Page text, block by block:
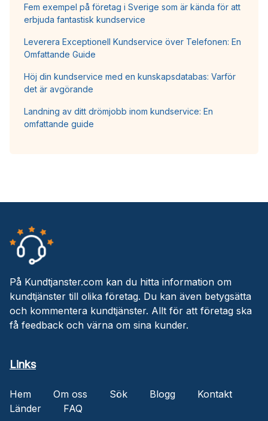
Fem exempel på företag i Sverige som är kända för att
erbjuda fantastisk kundservice
Leverera Exceptionell Kundservice över Telefonen: En
Omfattande Guide
Höj din kundservice med en kunskapsdatabas: Varför
det är avgörande
Landning av ditt drömjobb inom kundservice: En
omfattande guide
På Kundtjanster.com kan du hitta information om
kundtjänster till olika företag. Du kan även betygsätta
och kommentera kundtjänster. Allt för att företag ska
få feedback och värna om sina kunder.
Links
Hem Om oss Sök Blogg
Kontakt
Länder
FAQ